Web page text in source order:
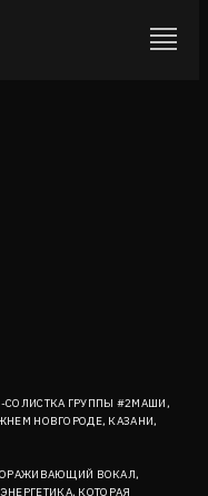
СОЛИСТКА ГРУППЫ #2МАШИ,
НОВГОРОДЕ, КАЗАНИ,
ВОКАЛ,
КОТОРАЯ